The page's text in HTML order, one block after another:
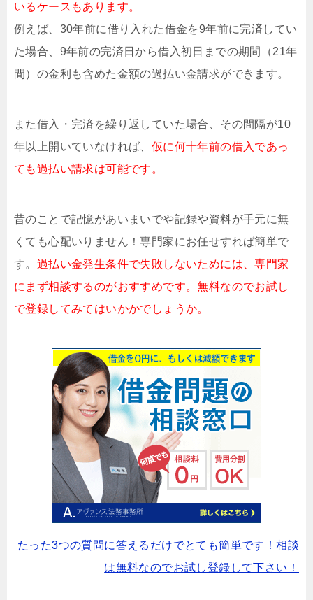
いるケースもあります。
例えば、30年前に借り入れた借金を9年前に完済してい
た場合、9年前の完済日から借入初日までの期間（21年
間）の金利も含めた金額の過払い金請求ができます。
また借入・完済を繰り返していた場合、その間隔が10
年以上開いていなければ、 仮に何十年前の借入であっ
ても過払い請求は可能です。
昔のことで記憶があいまいでや記録や資料が手元に無
くても心配いりません！専門家にお任せすれば簡単で
す。 過払い金発生条件で失敗しないためには、専門家
にまず相談するのがおすすめです。無料なのでお試し
で登録してみてはいかかでしょうか。
たった3つの質問に答えるだけでとても簡単です！相談
は無料なのでお試し登録して下さい！